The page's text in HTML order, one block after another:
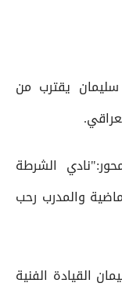
سليمان يقترب من
الشرطة
والمدرب رحب
القيادة الفنية